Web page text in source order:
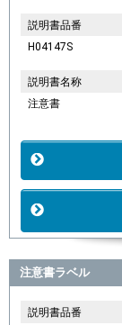
説明書品番
H04147S
説明書名称
注意書
注意書ラベル
説明書品番